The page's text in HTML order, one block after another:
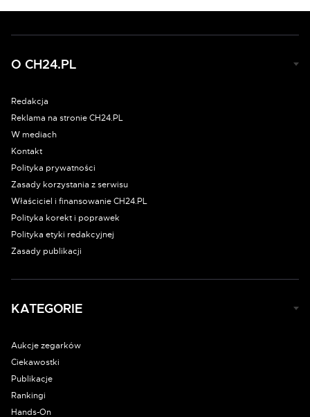
O CH24.PL
Redakcja
Reklama na stronie CH24.PL
W mediach
Kontakt
Polityka prywatności
Zasady korzystania z serwisu
Właściciel i finansowanie CH24.PL
Polityka korekt i poprawek
Polityka etyki redakcyjnej
Zasady publikacji
KATEGORIE
Aukcje zegarków
Ciekawostki
Publikacje
Rankingi
Hands-On